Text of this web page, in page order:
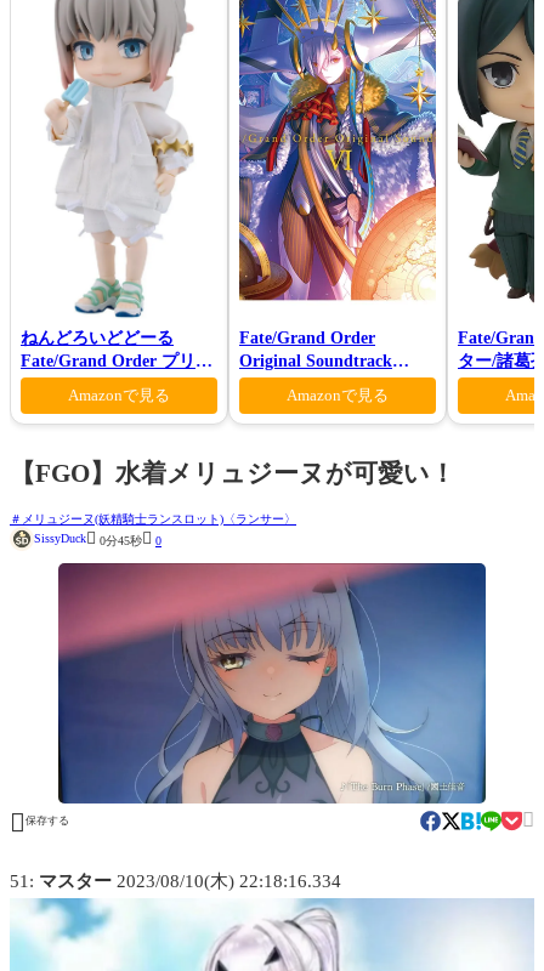
ねんどろいどどーる
Fate/Grand Order プリテ
ンダー/オベロン 爽やかサ
マー・プリンスVer.
Amazonで見る
Fate/Grand Order
Original Soundtrack
VI(初回仕様限定盤)
Amazonで見る
Fate/
ター/諸葛
【FGO】水着メリュジーヌが可愛い！
メリュジーヌ(妖精騎士ランスロット)〈ランサー〉
SissyDuck 0分45秒 0
 保存する 
51: マスター 2023/08/10(木) 22:18:16.334